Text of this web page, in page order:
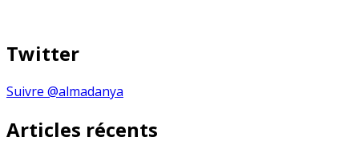
Twitter
Suivre @almadanya
Articles récents